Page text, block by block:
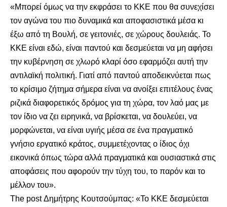
«Μπορεί όμως να την εκφράσει το ΚΚΕ που θα συνεχίσει
τον αγώνα του πιο δυναμικά και αποφασιστικά μέσα κι
έξω από τη Βουλή, σε γειτονιές, σε χώρους δουλειάς. Το
ΚΚΕ είναι εδώ, είναι παντού και δεσμεύεται να μη αφήσει
την κυβέρνηση σε χλωρό κλαρί όσο εφαρμόζει αυτή την
αντιλαϊκή πολιτική. Γιατί από παντού αποδεικνύεται πως
το κρίσιμο ζήτημα σήμερα είναι να ανοίξει επιτέλους ένας
ριζικά διαφορετικός δρόμος για τη χώρα, τον λαό μας με
τον ίδιο να ζει ειρηνικά, να βρίσκεται, να δουλεύει, να
μορφώνεται, να είναι υγιής μέσα σε ένα πραγματικό
γνήσιο εργατικό κράτος, συμμετέχοντας ο ίδιος όχι
εικονικά όπως τώρα αλλά πραγματικά και ουσιαστικά στις
αποφάσεις που αφορούν την τύχη του, το παρόν και το
μέλλον του».
The postΔημήτρης Κουτσούμπας: «Το ΚΚΕ δεσμεύεται